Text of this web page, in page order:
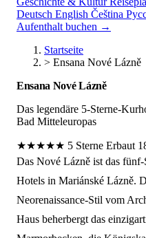
Deutsch English Čeština
Aufenthalt buchen →
Startseite
> Ensana Nové Lázně
Ensana Nové Lázně
Das legendäre 5-Sterne-
Bad Mitteleuropas
★★★★★ 5 Sterne Erbaut
Das Nové Lázně ist das
Hotels in Mariánské Lázně.
Neorenaissance-Stil vom
Haus beherbergt das